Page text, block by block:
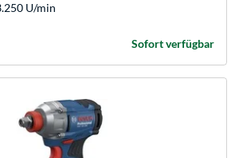
U/min
Sofort verfügbar